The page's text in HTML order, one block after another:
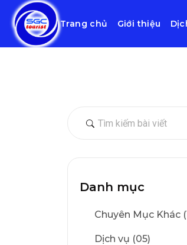
Trang chủ Giới thiệu
Danh mục
Chuyên Mục Khác
Dịch vụ (05)